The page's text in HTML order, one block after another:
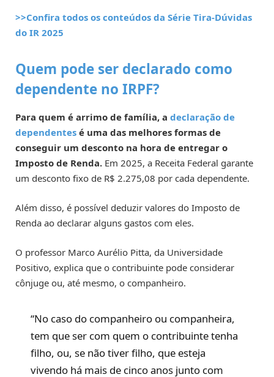
>>Confira todos os conteúdos da Série Tira-Dúvidas
do IR 2025
Quem pode ser declarado como
dependente no IRPF?
Para quem é arrimo de família, a declaração de
dependentes é uma das melhores formas de
conseguir um desconto na hora de entregar o
Imposto de Renda. Em 2025, a Receita Federal garante
um desconto fixo de R$ 2.275,08 por cada dependente.
Além disso, é possível deduzir valores do Imposto de
Renda ao declarar alguns gastos com eles.
O professor Marco Aurélio Pitta, da Universidade
Positivo, explica que o contribuinte pode considerar
cônjuge ou, até mesmo, o companheiro.
“No caso do companheiro ou companheira,
tem que ser com quem o contribuinte tenha
filho, ou, se não tiver filho, que esteja
vivendo há mais de cinco anos junto com